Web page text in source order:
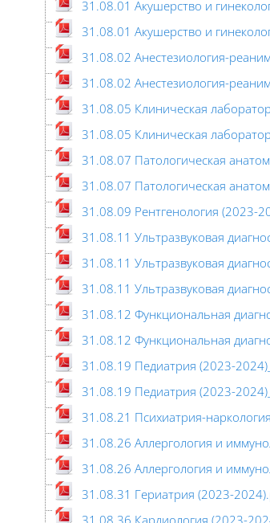
31.08.01 Акушерство и
31.08.01 Акушерство и
31.08.02 Анестезиология-
31.08.02 Анестезиология-
31.08.05 Клиническая
31.08.05 Клиническая
31.08.07 Патологическая
31.08.07 Патологическая
31.08.09 Рентгенология (2023-
31.08.11 Ультразвуковая
31.08.11 Ультразвуковая
31.08.11 Ультразвуковая
31.08.12 Функциональная
31.08.12 Функциональная
31.08.19 Педиатрия (2023-
31.08.19 Педиатрия (2023-
31.08.21 Психиатрия-
31.08.26 Аллергология и
31.08.26 Аллергология и
31.08.31 Гериатрия (2023-
31.08.36 Кардиология (2023-